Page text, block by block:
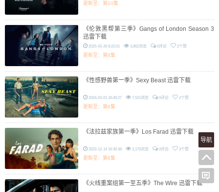
更新至：第10集
《伦敦黑帮第三季》Gangs of London Season 3
迅雷下载
2025-03-26 8:22:01 3,862浏览 0评论 2个赞
更新至：第8集
《性感野兽第一季》Sexy Beast 迅雷下载
2024-03-01 16:40:27 7,521浏览 0评论 2个赞
更新至：第8集
《法拉兹家族第一季》Los Farad 迅雷下载
2023-12-14 16:30:38 3,170浏览 0评论 3个赞
更新至：第8集
《火线重案组第一至五季》The Wire 迅雷下载
导航